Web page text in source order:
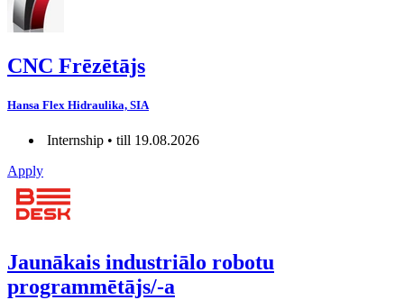
CNC Frēzētājs
Hansa Flex Hidraulika, SIA
Internship • till 19.08.2026
Apply
Jaunākais industriālo robotu
programmētājs/-a